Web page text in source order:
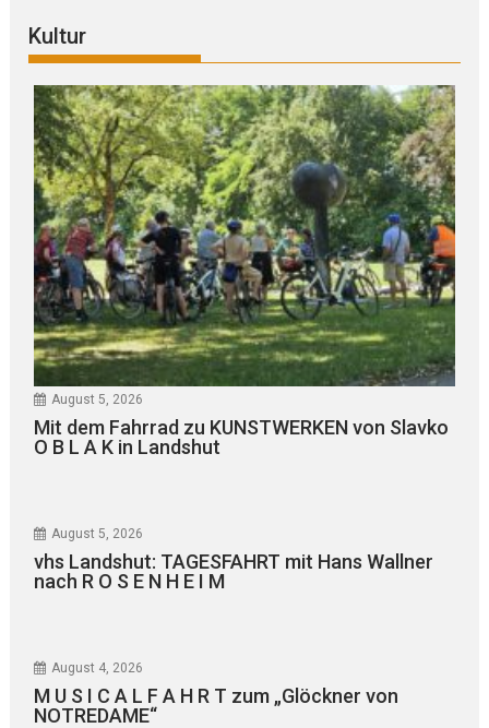
Kultur
August 5, 2026
Mit dem Fahrrad zu KUNSTWERKEN von Slavko
O B L A K in Landshut
August 5, 2026
vhs Landshut: TAGESFAHRT mit Hans Wallner
nach R O S E N H E I M
August 4, 2026
M U S I C A L F A H R T zum „Glöckner von
NOTREDAME“